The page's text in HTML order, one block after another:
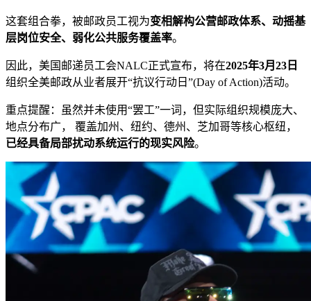
这套组合拳，被邮政员工视为变相解构公营邮政体系、动摇基
层岗位安全、弱化公共服务覆盖率。
因此，美国邮递员工会NALC正式宣布，将在2025年3月23日
组织全美邮政从业者展开“抗议行动日”(Day of Action)活动。
重点提醒：虽然并未使用“罢工”一词，但实际组织规模庞大、
地点分布广， 覆盖加州、纽约、德州、芝加哥等核心枢纽，
已经具备局部扰动系统运行的现实风险。